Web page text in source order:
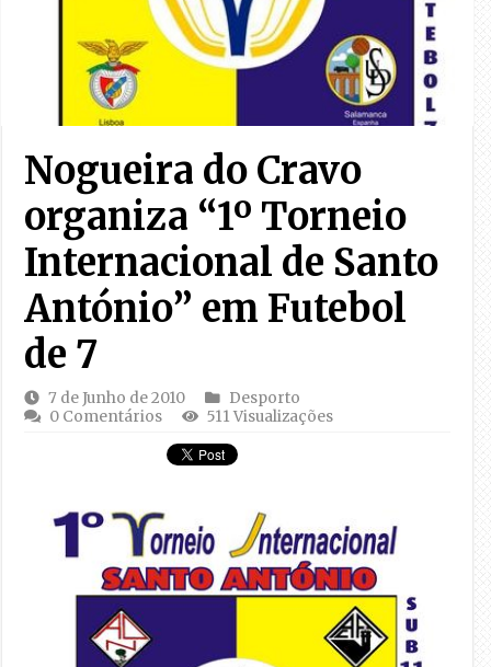
Nogueira do Cravo
organiza “1º Torneio
Internacional de Santo
António” em Futebol
de 7
7 de Junho de 2010
Desporto
0 Comentários
511 Visualizações